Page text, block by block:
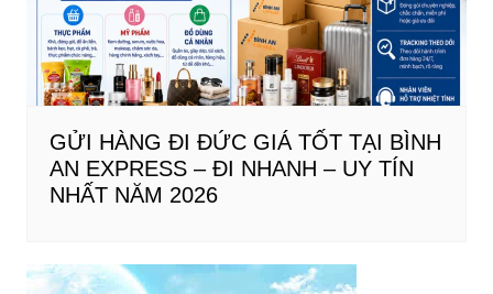
GỬI HÀNG ĐI ĐỨC GIÁ TỐT TẠI BÌNH
AN EXPRESS – ĐI NHANH – UY TÍN
NHẤT NĂM 2026